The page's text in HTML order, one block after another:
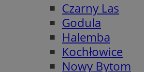
Czarny Las
Godula
Halemba
Kochłowice
Nowy Bytom